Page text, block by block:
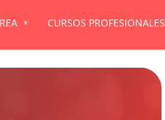
CURSOS PROFESIONALES